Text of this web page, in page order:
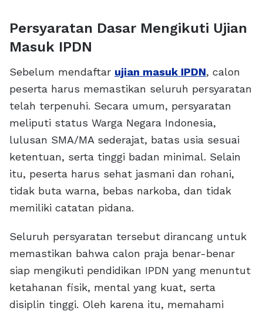
Persyaratan Dasar Mengikuti Ujian
Masuk IPDN
Sebelum mendaftar ujian masuk IPDN, calon
peserta harus memastikan seluruh persyaratan
telah terpenuhi. Secara umum, persyaratan
meliputi status Warga Negara Indonesia,
lulusan SMA/MA sederajat, batas usia sesuai
ketentuan, serta tinggi badan minimal. Selain
itu, peserta harus sehat jasmani dan rohani,
tidak buta warna, bebas narkoba, dan tidak
memiliki catatan pidana.
Seluruh persyaratan tersebut dirancang untuk
memastikan bahwa calon praja benar-benar
siap mengikuti pendidikan IPDN yang menuntut
ketahanan fisik, mental yang kuat, serta
disiplin tinggi. Oleh karena itu, memahami